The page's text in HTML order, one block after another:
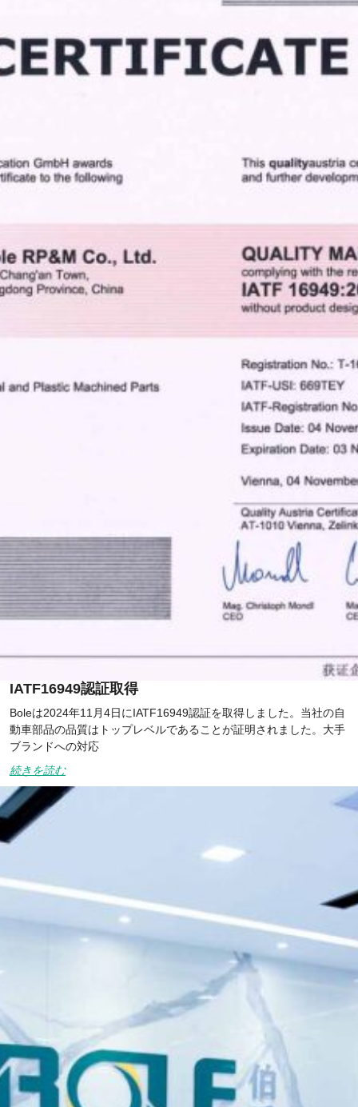
IATF16949認証取得
Boleは2024年11月4日にIATF16949認証を取得しました。当社の自
動車部品の品質はトップレベルであることが証明されました。大手
ブランドへの対応
続きを読む